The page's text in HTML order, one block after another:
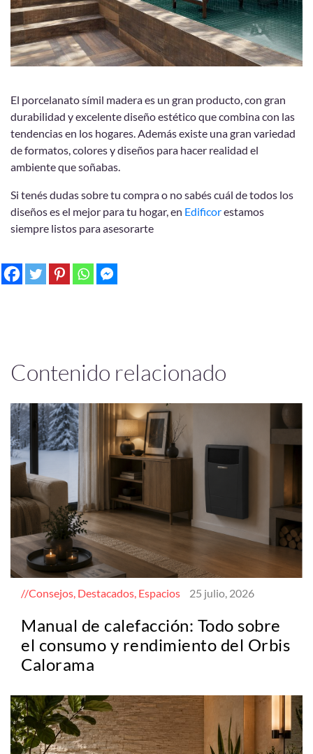
El porcelanato símil madera es un gran producto, con gran
durabilidad y excelente diseño estético que combina con las
tendencias en los hogares. Además existe una gran variedad
de formatos, colores y diseños para hacer realidad el
ambiente que soñabas.
Si tenés dudas sobre tu compra o no sabés cuál de todos los
diseños es el mejor para tu hogar, en Edificorestamos
siempre listos para asesorarte
Contenido relacionado
Consejos, Destacados, Espacios 25 julio, 2026
Manual de calefacción: Todo sobre
el consumo y rendimiento del Orbis
Calorama